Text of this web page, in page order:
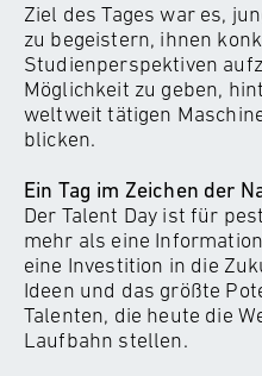
Ziel des Tages war es,
zu begeistern, ihnen
Studienperspektiven
Möglichkeit zu geben,
weltweit tätigen
blicken.
Ein Tag im Zeichen der
Der Talent Day ist für
mehr als eine
eine Investition in die
Ideen und das größte
Talenten, die heute die
Laufbahn stellen.